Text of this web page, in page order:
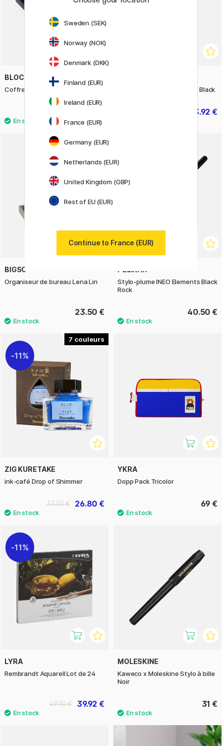
BLOCKX
Coffret Bois 36 Pastels Assortis PITT Artist Lot de 8 Grey & Black
23.92 €
BIGSO
Organiseur de bureau Lena Lin
23.50 €
PELIKAN
Stylo-plume INEO Elements Black
Rock
40.50 €
7
11%
ZIG KURETAKE
ink-café Drop of Shimmer
26.80 €
33.50 €
YKRA
Dopp Pack Tricolor
69 €
11%
LYRA
Rembrandt Aquarell Lot de 24
39.92 €
49.90 €
MOLESKINE
Kaweco x Moleskine Stylo à bille
Noir
31 €
Sweden (SEK)
Norway (NOK)
Denmark (DKK)
Finland (EUR)
Ireland (EUR)
France (EUR)
Germany (EUR)
Netherlands (EUR)
United Kingdom (GBP)
Rest of EU (EUR)
Continue to France (EUR)